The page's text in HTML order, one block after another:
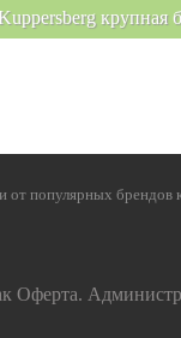
крупная
популярных брендов
Оферта.